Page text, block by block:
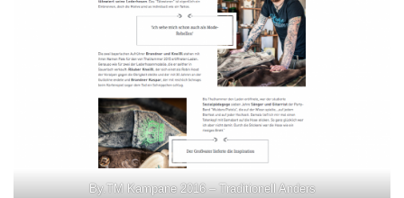
By.TM Kampane 2016 – Traditionell Anders